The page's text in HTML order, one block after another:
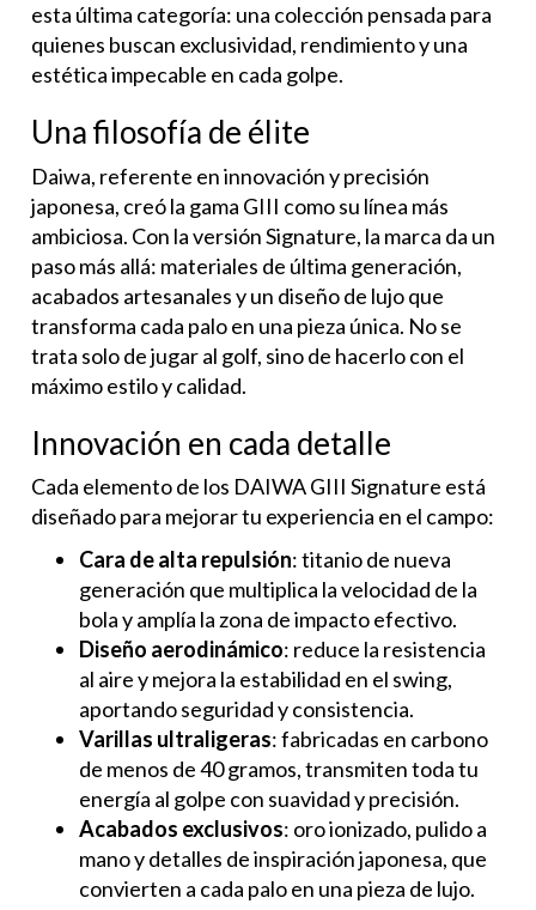
esta última categoría: una colección pensada para
quienes buscan exclusividad, rendimiento y una
estética impecable en cada golpe.
Una filosofía de élite
Daiwa, referente en innovación y precisión
japonesa, creó la gama GIII como su línea más
ambiciosa. Con la versión Signature, la marca da un
paso más allá: materiales de última generación,
acabados artesanales y un diseño de lujo que
transforma cada palo en una pieza única. No se
trata solo de jugar al golf, sino de hacerlo con el
máximo estilo y calidad.
Innovación en cada detalle
Cada elemento de los DAIWA GIII Signature está
diseñado para mejorar tu experiencia en el campo:
Cara de alta repulsión: titanio de nueva
generación que multiplica la velocidad de la
bola y amplía la zona de impacto efectivo.
Diseño aerodinámico: reduce la resistencia
al aire y mejora la estabilidad en el swing,
aportando seguridad y consistencia.
Varillas ultraligeras: fabricadas en carbono
de menos de 40 gramos, transmiten toda tu
energía al golpe con suavidad y precisión.
Acabados exclusivos: oro ionizado, pulido a
mano y detalles de inspiración japonesa, que
convierten a cada palo en una pieza de lujo.